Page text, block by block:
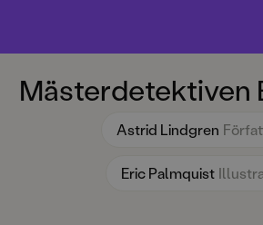
Mästerdetektiven
Astrid Lindgren
Eric Palmquist